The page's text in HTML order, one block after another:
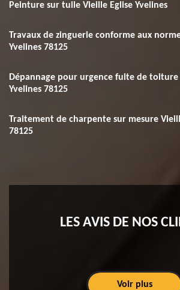
Peinture sur tuile Vieille Eglise Yvelines
Travaux de zinguerie conforme aux
Yvelines 78125
Dépannage pour urgence fuite de toiture
Yvelines 78125
Traitement de charpente sur mesure
78125
LES AVIS DE NOS
Voir plus